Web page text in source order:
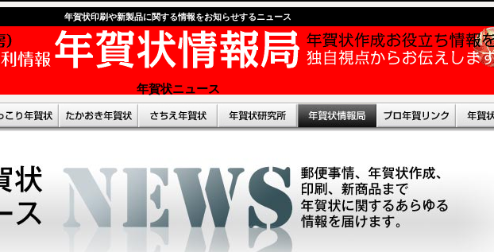
年賀状印刷や新製品に関する情報をお知らせするニュース
年賀状ニュース